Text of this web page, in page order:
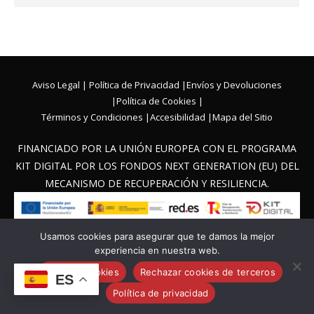
Aviso Legal | Política de Privacidad |Envíos y Devoluciones
|Política de Cookies |
Términos y Condiciones |Accesibilidad |Mapa del Sitio
FINANCIADO POR LA UNIÓN EUROPEA CON EL PROGRAMA
KIT DIGITAL POR LOS FONDOS NEXT GENERATION (EU) DEL
MECANISMO DE RECUPERACIÓN Y RESILIENCIA.
Sebasweb© 2026 Veta Iberica
ES
Usamos cookies para asegurar que te damos la mejor
experiencia en nuestra web.
Aceptar cookies
Rechazar cookies de terceros
Política de privacidad